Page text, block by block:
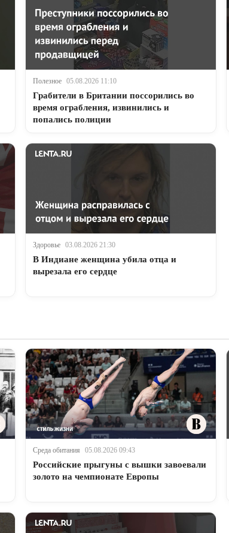
Полезное 05.08.2026 11:10
Грабители в Британии поссорились во
время ограбления, извинились и
попались полиции
Здоровье 03.08.2026 21:30
В Индиане женщина убила отца и
вырезала его сердце
Среда обитания 05.08.2026 09:43
Российские прыгуны с вышки завоевали
золото на чемпионате Европы